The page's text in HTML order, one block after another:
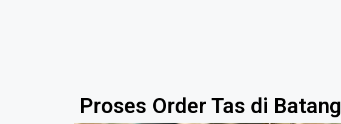
Proses Order Tas di Batang